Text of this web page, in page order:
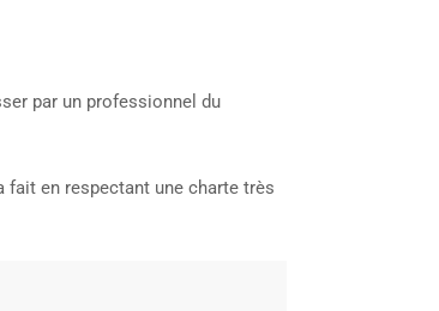
par un professionnel du
fait en respectant une charte très